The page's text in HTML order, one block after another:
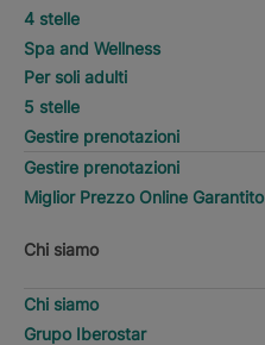
4 stelle
Spa and Wellness
Per soli adulti
5 stelle
Gestire prenotazioni
Gestire prenotazioni
Miglior Prezzo Online Garantito
Chi siamo
Chi siamo
Grupo Iberostar